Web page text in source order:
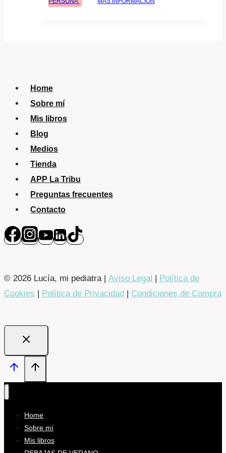
original actual
Home
Sobre mí
Mis libros
Blog
Medios
Tienda
APP La Tribu
Preguntas frecuentes
Contacto
© 2026 Lucía, mi pediatra | Aviso Legal
Política de
Cookies
Política de Privacidad Condiciones de Compra
Home
Sobre mí
Mis libros